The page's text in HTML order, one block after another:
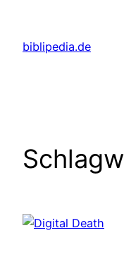
springen
biblipedia.de